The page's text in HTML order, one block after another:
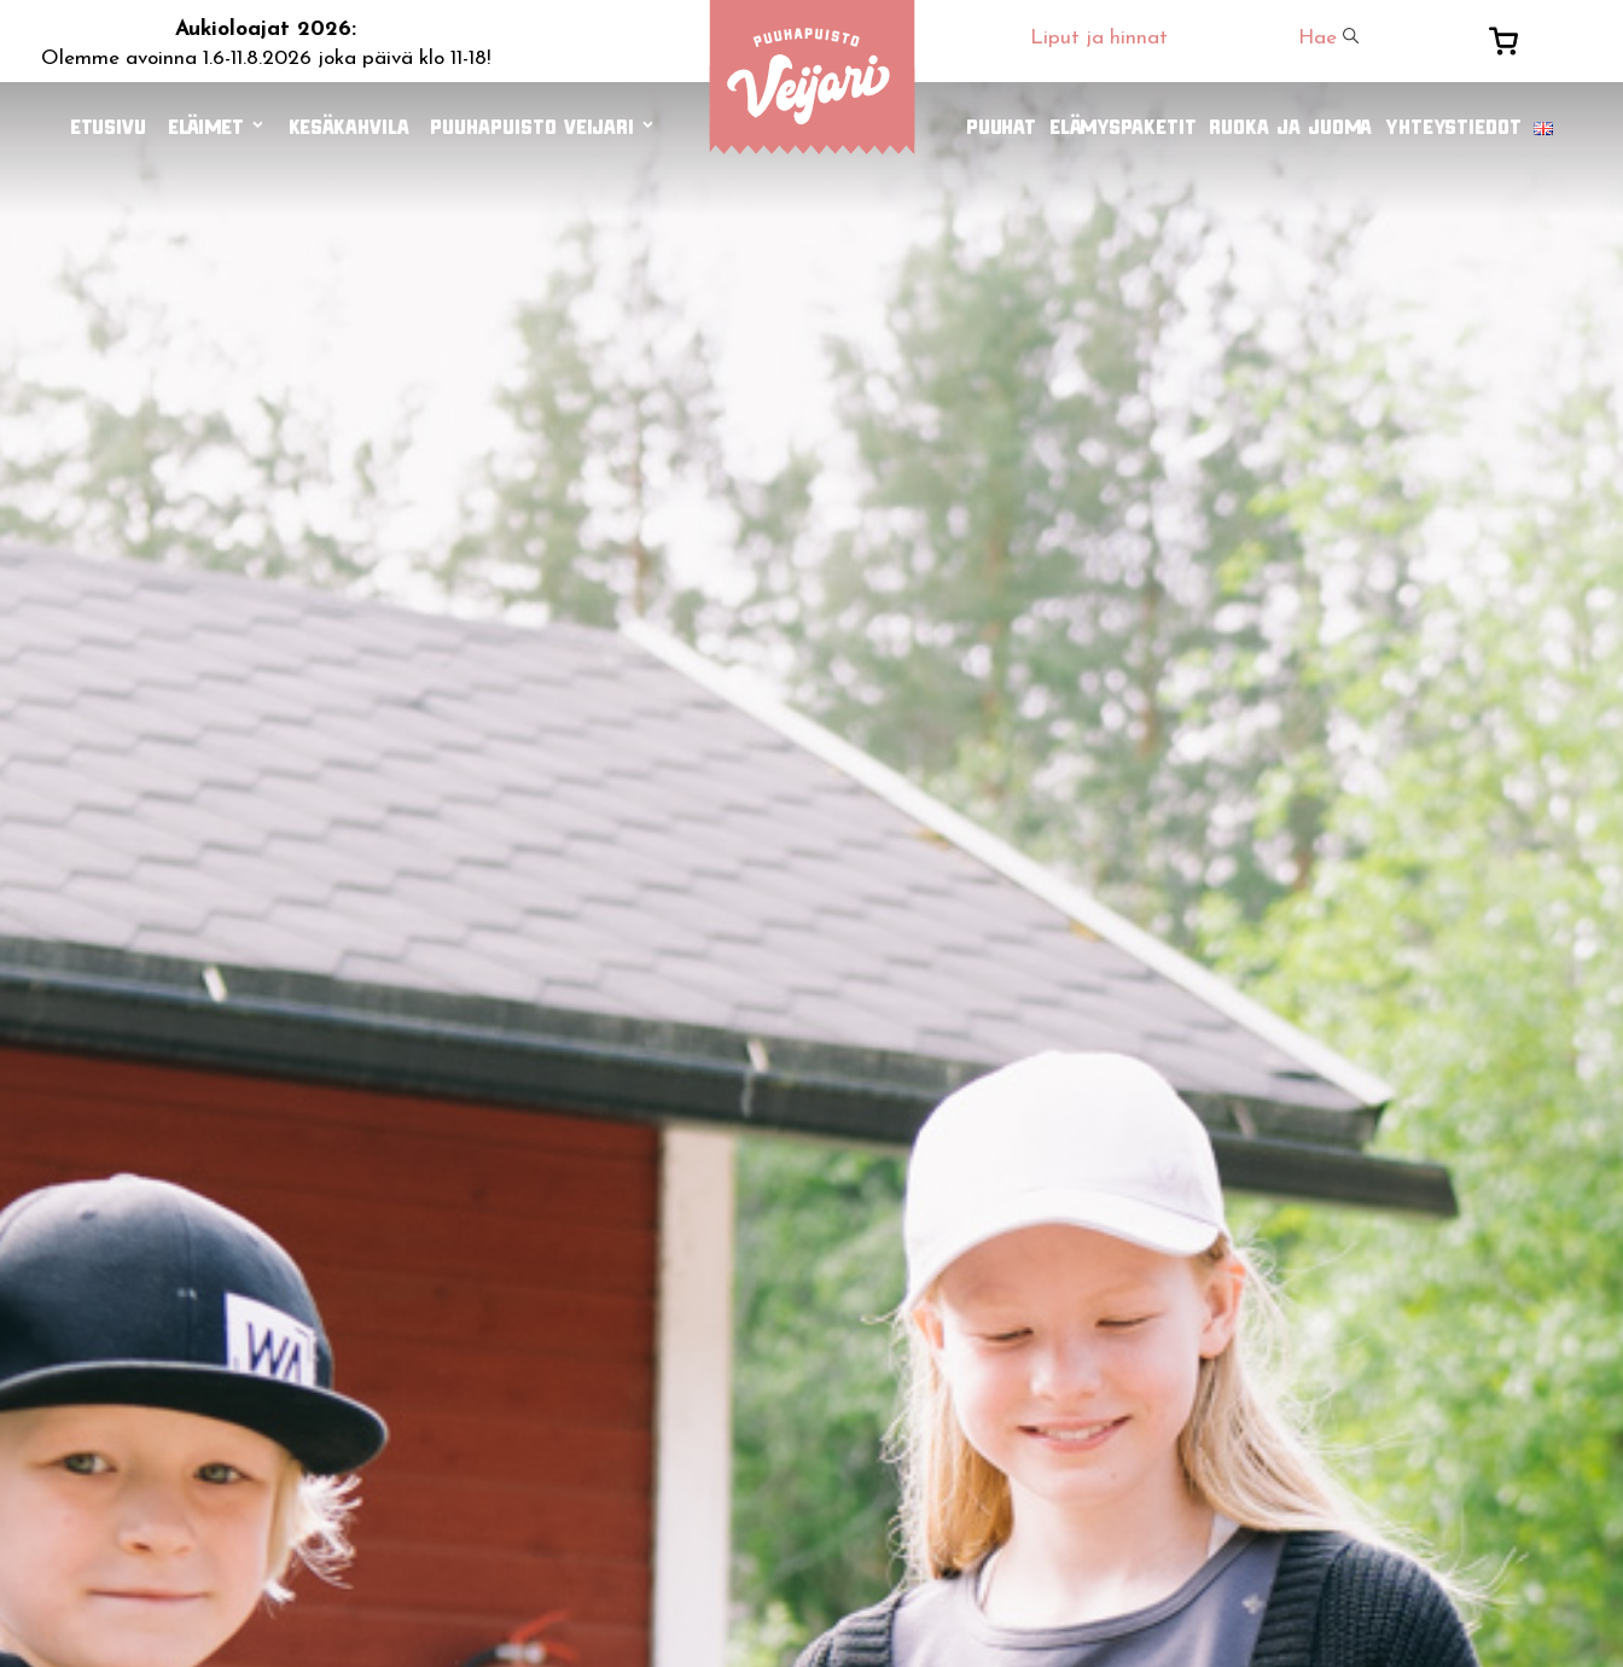
Aukioloajat 2026:
Olemme avoinna 1.6-11.8.2026 joka päivä klo 11-18!
Liput ja hinnat Hae
Etusivu Eläimet Kesäkahvila Puuhapuisto Veijari Puuhat Elämyspaketit Ruoka ja juoma Yhteystiedot